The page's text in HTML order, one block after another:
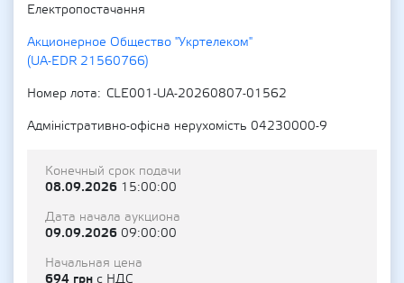
Електропостачання
Акционерное Общество "Укртелеком"
(UA-EDR 21560766)
Номер лота
CLE001-UA-20260807-01562
Адміністративно-офісна нерухомість 04230000-9
Конечный срок подачи
08.09.2026 15:00:00
Дата начала аукциона
09.09.2026 09:00:00
Начальная цена
694 грн с НДС